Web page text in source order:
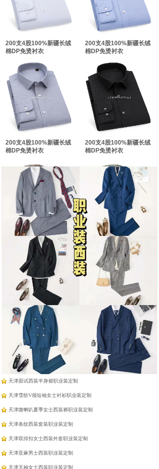
200支4股100%新疆长绒
棉DP免烫衬衣
200支4股100%新疆长绒
棉DP免烫衬衣
200支4股100%新疆长绒
棉DP免烫衬衣
200支4股100%新疆长绒
棉DP免烫衬衣
羽绒蛋白纤维羊绒免烫衬
羽绒蛋白纤维羊绒免烫衬
衣
双击此处添加文字
天津工作服厂家定制
天津V领套头长袖衬衫职业装定制
天津雪纺法式飘带衬衫职业装定制
天津面试西装半身裙职业装定制
天津雪纺V领短袖女士衬衫职业装定制
天津微喇叭夏季女士西装裤职业装定制
天津条纹西装套装职业装定制
天津双排扣女士西装外套职业装定制
天津亚麻男士西装职业装定制
天津无袖女士西装职业装定制